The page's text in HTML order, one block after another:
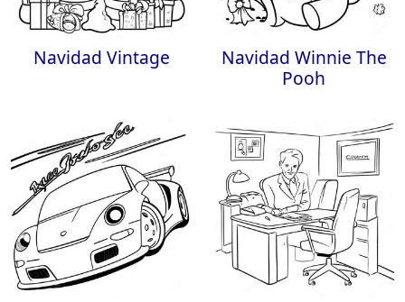
Navidad Vintage
Navidad Winnie The
Pooh